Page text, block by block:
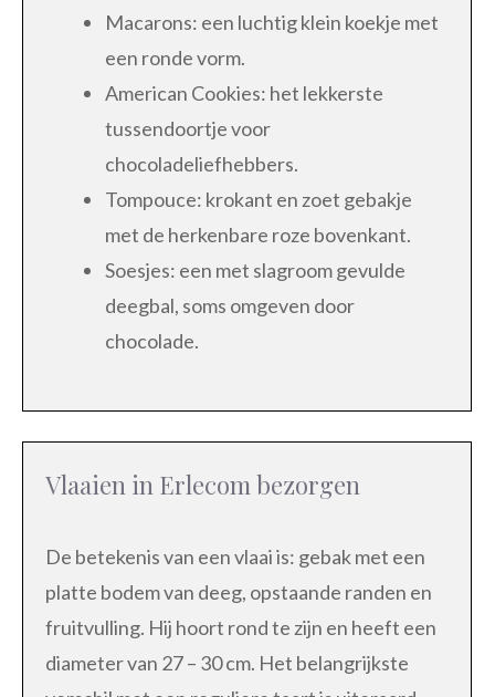
Macarons: een luchtig klein koekje met
een ronde vorm.
American Cookies: het lekkerste
tussendoortje voor
chocoladeliefhebbers.
Tompouce: krokant en zoet gebakje
met de herkenbare roze bovenkant.
Soesjes: een met slagroom gevulde
deegbal, soms omgeven door
chocolade.
Vlaaien in Erlecom bezorgen
De betekenis van een vlaai is: gebak met een
platte bodem van deeg, opstaande randen en
fruitvulling. Hij hoort rond te zijn en heeft een
diameter van 27 – 30 cm. Het belangrijkste